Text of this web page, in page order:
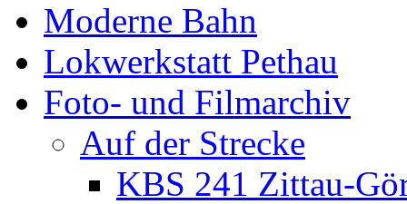
Moderne Bahn
Lokwerkstatt Pethau
Foto- und Filmarchiv
Auf der Strecke
KBS 241 Zittau-